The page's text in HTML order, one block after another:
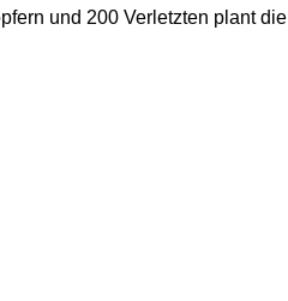
und 200 Verletzten plant die